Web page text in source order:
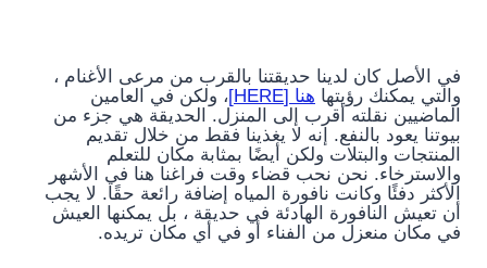
في الأصل كان لدينا حديقتنا بالقرب من مرعى الأغنام ،
والتي يمكنك رؤيتها هنا [HERE]
، ولكن في العامين
الماضيين نقلته أقرب إلى المنزل. الحديقة هي جزء من
بيوتنا يعود بالنفع. إنه لا يغذينا فقط من خلال تقديم
المنتجات والبتلات ولكن أيضًا بمثابة مكان للتعلم
والاسترخاء. نحن نحب قضاء وقت فراغنا هنا في الأشهر
الأكثر دفئًا وكانت نافورة المياه إضافة رائعة حقًا. لا يجب
أن تعيش النافورة الهادئة في حديقة ، بل يمكنها العيش
في مكان منعزل من الفناء أو في أي مكان تريده.